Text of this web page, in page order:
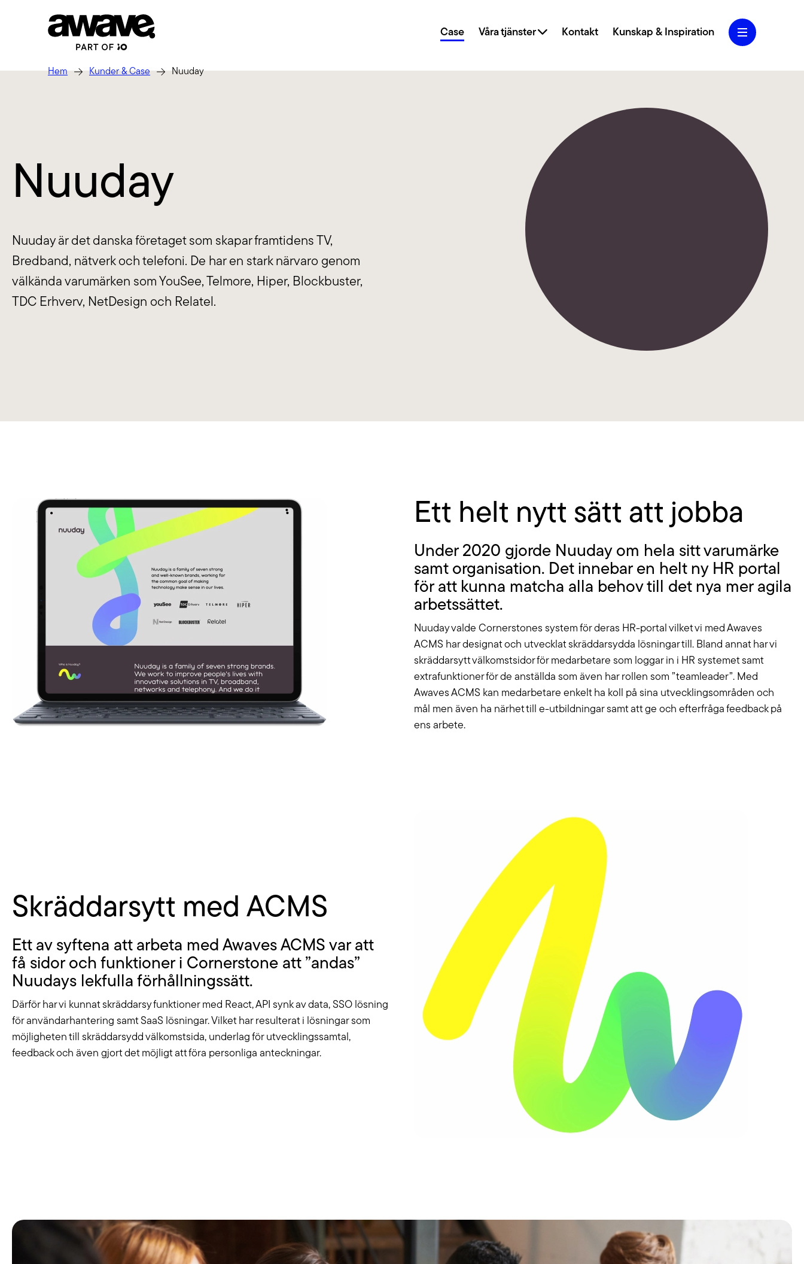
Case Våra tjänster
AI-genererade
svar
frågar AI. Med GEO (Generative
Engine Optimization) gör vi ditt
varumärke synligt i verktyg som
Chat GPT, Perplexity och AI
Overview.
Genom kreativa designkoncept och användarcentrerad
design lyfter vi ditt varumärke och webbplats till nya höjder.
Growth Marketing
Med hjälp av SEO, SEM, Performance Marketing och Analys
hjälper vi dig att skapa och ta hand om din trafik.
Förvaltning
När du låter oss sköta det löpande arbetet är din site i trygga
händer. Vi sköter drift, förvaltning och support och
Tillgänglighet
Vi har lång erfarenhet av att jobba med tillgängliga webbar
och kan guida dig i WCAG-krav och utveckla upplevelser
som hjälper dig nå fler.
Kontakt Kunskap & Inspiration
Hem Kunder & Case Nuuday
Lediga jobb
Nuuday
Nuuday är det danska företaget som skapar framtidens TV,
Bredband, nätverk och telefoni. De har en stark närvaro genom
välkända varumärken som YouSee, Telmore, Hiper, Blockbuster,
TDC Erhverv, NetDesign och Relatel.
Ett helt nytt sätt att jobba
Under 2020 gjorde Nuuday om hela sitt varumärke
samt organisation. Det innebar en helt ny HR portal
för att kunna matcha alla behov till det nya mer agila
arbetssättet.
Nuuday valde Cornerstones system för deras HR-portal vilket vi med Awaves
ACMS har designat och utvecklat skräddarsydda lösningar till. Bland annat har vi
skräddarsytt välkomstsidor för medarbetare som loggar in i HR systemet samt
extrafunktioner för de anställda som även har rollen som ”teamleader”. Med
Awaves ACMS kan medarbetare enkelt ha koll på sina utvecklingsområden och
mål men även ha närhet till e-utbildningar samt att ge och efterfråga feedback på
ens arbete.
Skräddarsytt med ACMS
Ett av syftena att arbeta med Awaves ACMS var att
få sidor och funktioner i Cornerstone att ”andas”
Nuudays lekfulla förhållningssätt.
Därför har vi kunnat skräddarsy funktioner med React, API synk av data, SSO lösning
för användarhantering samt SaaS lösningar. Vilket har resulterat i lösningar som
möjligheten till skräddarsydd välkomstsida, underlag för utvecklingssamtal,
feedback och även gjort det möjligt att föra personliga anteckningar.